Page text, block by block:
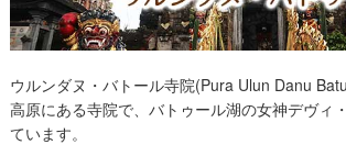
ウルンダヌ・バトール寺院(Pura Ulun Danu
高原にある寺院で、バトゥール湖の女神デヴィ
ています。